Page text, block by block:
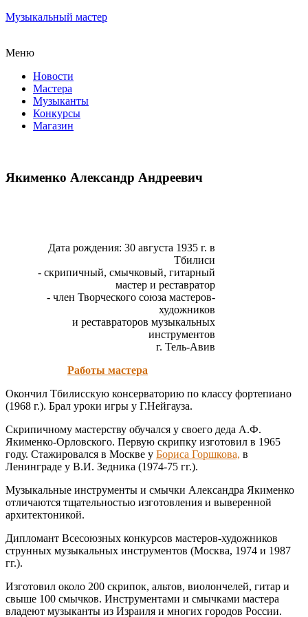
Музыкальный мастер
Меню
Новости
Мастера
Музыканты
Конкурсы
Магазин
Якименко Александр Андреевич
Дата рождения: 30 августа 1935 г. в
Тбилиси
- скрипичный, смычковый, гитарный
мастер и реставратор
- член Творческого союза мастеров-
художников
и реставраторов музыкальных
инструментов
г. Тель-Авив
Работы мастера
Окончил Тбилисскую консерваторию по классу фортепиано
(1968 г.). Брал уроки игры у Г.Нейгауза.
Скрипичному мастерству обучался у своего деда А.Ф.
Якименко-Орловского. Первую скрипку изготовил в 1965
году. Стажировался в Москве у Бориса Горшкова, в
Ленинграде у В.И. Зедника (1974-75 гг.).
Музыкальные инструменты и смычки Александра Якименко
отличаются тщательностью изготовления и выверенной
архитектоникой.
Дипломант Всесоюзных конкурсов мастеров-художников
струнных музыкальных инструментов (Москва, 1974 и 1987
гг.).
Изготовил около 200 скрипок, альтов, виолончелей, гитар и
свыше 100 смычков. Инструментами и смычками мастера
владеют музыканты из Израиля и многих городов России.